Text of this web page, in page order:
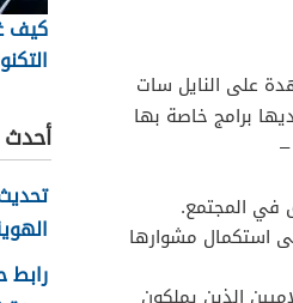
على النايل سات
برامج خاصة بها
في المجتمع.
استكمال مشوارها
كيف
أحدث
الهوية 1448